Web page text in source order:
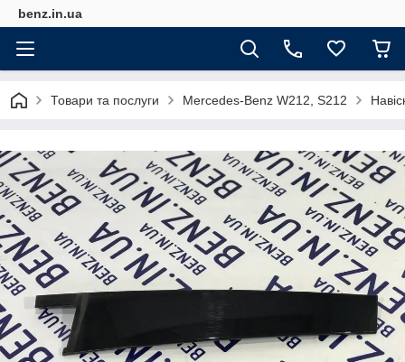
benz.in.ua
Товари та послуги Mercedes-Benz W212, S212